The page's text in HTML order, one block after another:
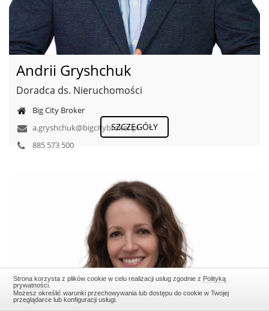
Andrii Gryshchuk
Doradca ds. Nieruchomości
Big City Broker
a.gryshchuk@bigcitybroker.pl
885 573 500
SZCZEGÓŁY
Strona korzysta z plików cookie w celu realizacji usług zgodnie z Polityką
prywatności
Możesz określić warunki przechowywania lub dostępu do cookie w Twojej
przeglądarce lub konfiguracji usługi.